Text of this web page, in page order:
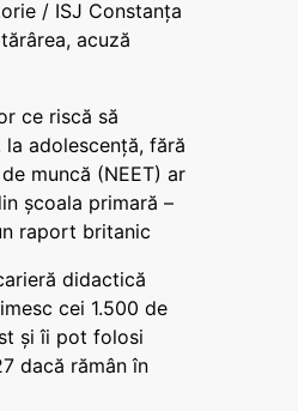
/ ISJ Constanța
acuză
ce riscă să
la adolescență, fără
muncă (NEET) ar
școala primară –
raport britanic
didactică
cei 1.500 de
și îi pot folosi
dacă rămân în